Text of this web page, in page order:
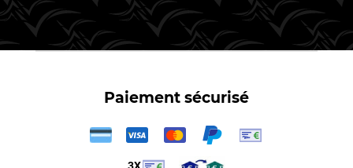
Paiement sécurisé